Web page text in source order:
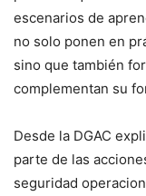
escenarios de
no solo ponen en
sino que también
complementan su
Desde la DGAC
parte de las
seguridad